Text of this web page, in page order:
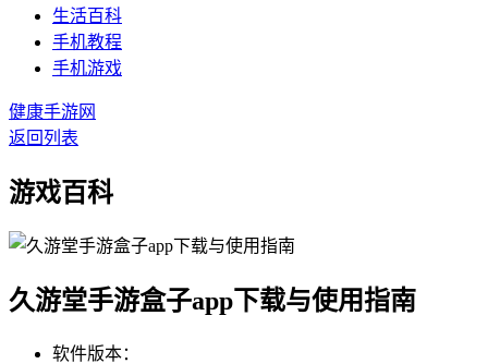
生活百科
手机教程
手机游戏
健康手游网
返回列表
游戏百科
久游堂手游盒子app下载与使用指南
软件版本：